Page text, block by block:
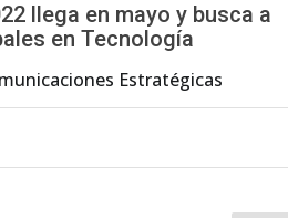
llega en mayo y busca a
en Tecnología
Estratégicas